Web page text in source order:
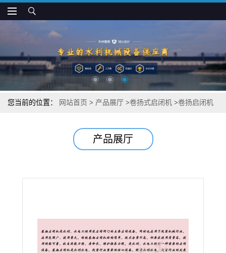
您当前的位置： 网站首页 > 产品展厅 >卷扬式启闭机 >卷扬启闭机
产品展厅